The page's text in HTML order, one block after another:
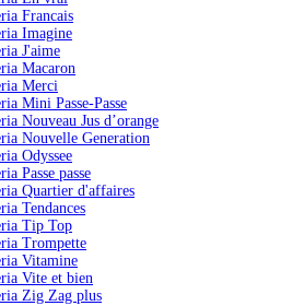
Francais
Imagine
J'aime
Macaron
Merci
Mini Passe-Passe
Nouveau Jus d’orange
Nouvelle Generation
Odyssee
Passe passe
Quartier d'affaires
Tendances
Tip Top
Trompette
Vitamine
Vite et bien
Zig Zag plus